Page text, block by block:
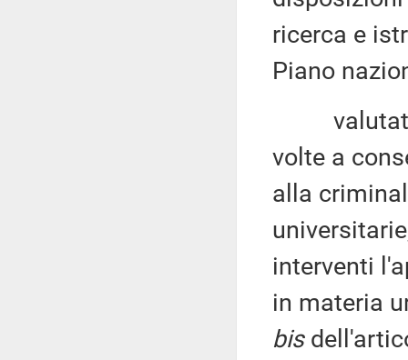
ricerca e
Piano
valutate
volte a
alla
interventi
in materia
bis